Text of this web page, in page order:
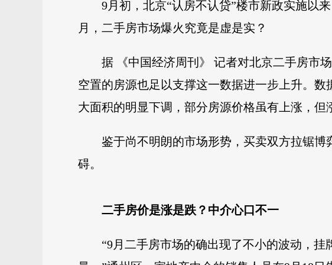
9月初，北京“认房不认贷”楼市新政实施以
月，二手房市场爆火究竟是虚是实？
据 《中国经济周刊》 记者对北京二手房市
空置的房源也足以支撑这一数据进一步上升。
大面积的明显下调，部分房源价格虽有上涨，但
鉴于尚不明朗的市场形势，买卖双方拉锯
碍。
二手房价是涨是跌？中介心口不一
“9月二手房市场的确出现了不小的波动，